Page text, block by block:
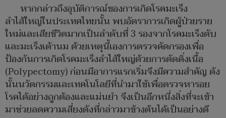
หากกล่าวถึงอุบัติการณ์ของการเกิดโรคมะเร็ง
ลำไส้ใหญ่ในประเทศไทยนั้น พบอัตราการเกิดผู้ป่วยราย
ใหม่และเสียชีวิตมากเป็นลำดับที่ 3 รองจากโรคมะเร็งตับ
และมะเร็งเต้านม ด้วยเหตุนี้เองการตรวจคัดกรองเพื่อ
ป้องกันการเกิดโรคมะเร็งลำไส้ใหญ่ด้วยการตัดติ่งเนื้อ
(Polypectomy) ก่อนมีอาการแรกเริ่มจึงมีความสำคัญ ดัง
นั้นนวัตกรรมและเทคโนโลยีที่นำมาใช้เพื่อตรวจหารอย
โรคได้อย่างถูกต้องและแม่นยำ จึงเป็นอีกหนึ่งสิ่งที่จะเข้า
มาช่วยลดความเสี่ยงดังที่กล่าวมาข้างต้นได้เป็นอย่างดี